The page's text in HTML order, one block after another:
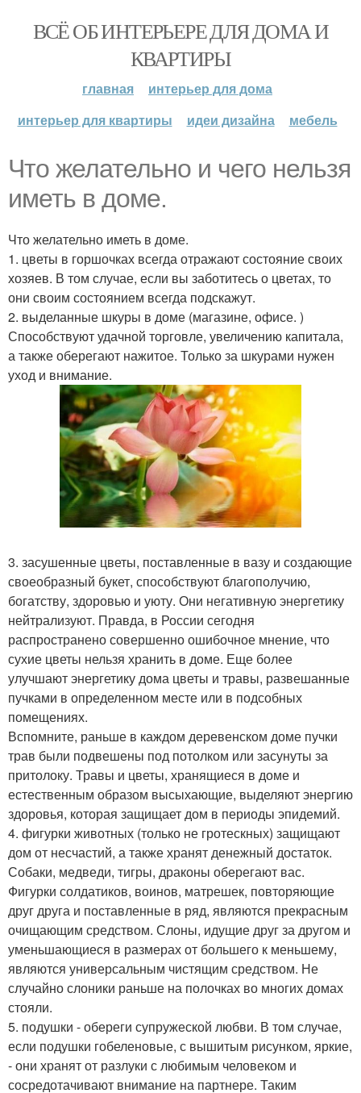
ВСЁ ОБ ИНТЕРЬЕРЕ ДЛЯ ДОМА И
КВАРТИРЫ
главная
интерьер для дома
интерьер для квартиры
идеи дизайна мебель
Что желательно и чего нельзя
иметь в доме.
Что желательно иметь в доме.
1. цветы в горшочках всегда отражают состояние своих
хозяев. В том случае, если вы заботитесь о цветах, то
они своим состоянием всегда подскажут.
2. выделанные шкуры в доме (магазине, офисе. )
Способствуют удачной торговле, увеличению капитала,
а также оберегают нажитое. Только за шкурами нужен
уход и внимание.
3. засушенные цветы, поставленные в вазу и создающие
своеобразный букет, способствуют благополучию,
богатству, здоровью и уюту. Они негативную энергетику
нейтрализуют. Правда, в России сегодня
распространено совершенно ошибочное мнение, что
сухие цветы нельзя хранить в доме. Еще более
улучшают энергетику дома цветы и травы, развешанные
пучками в определенном месте или в подсобных
помещениях.
Вспомните, раньше в каждом деревенском доме пучки
трав были подвешены под потолком или засунуты за
притолоку. Травы и цветы, хранящиеся в доме и
естественным образом высыхающие, выделяют энергию
здоровья, которая защищает дом в периоды эпидемий.
4. фигурки животных (только не гротескных) защищают
дом от несчастий, а также хранят денежный достаток.
Собаки, медведи, тигры, драконы оберегают вас.
Фигурки солдатиков, воинов, матрешек, повторяющие
друг друга и поставленные в ряд, являются прекрасным
очищающим средством. Слоны, идущие друг за другом и
уменьшающиеся в размерах от большего к меньшему,
являются универсальным чистящим средством. Не
случайно слоники раньше на полочках во многих домах
стояли.
5. подушки - обереги супружеской любви. В том случае,
если подушки гобеленовые, с вышитым рисунком, яркие,
- они хранят от разлуки с любимым человеком и
сосредотачивают внимание на партнере. Таким